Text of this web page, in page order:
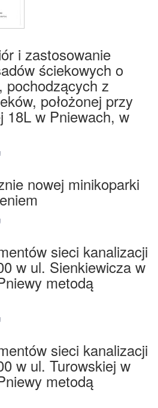
i zastosowanie
ściekowych o
pochodzących z
położonej przy
18L w Pniewach, w
nowej minikoparki
sieci kanalizacji
w ul. Sienkiewicza w
metodą
sieci kanalizacji
w ul. Turowskiej w
metodą